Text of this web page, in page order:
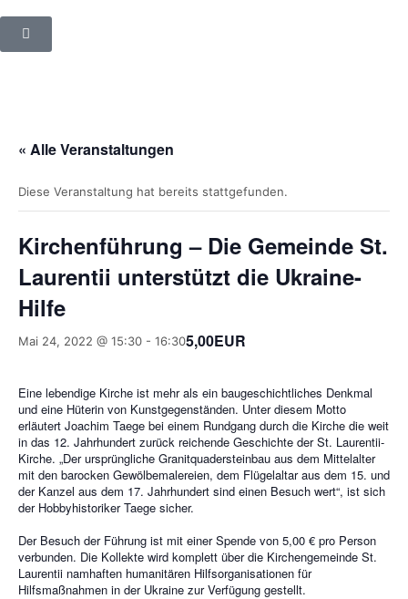
« Alle Veranstaltungen
Diese Veranstaltung hat bereits stattgefunden.
Kirchenführung – Die Gemeinde St.
Laurentii unterstützt die Ukraine-
Hilfe
Mai 24, 2022 @ 15:30 - 16:305,00EUR
Eine lebendige Kirche ist mehr als ein baugeschichtliches Denkmal
und eine Hüterin von Kunstgegenständen. Unter diesem Motto
erläutert Joachim Taege bei einem Rundgang durch die Kirche die weit
in das 12. Jahrhundert zurück reichende Geschichte der St. Laurentii-
Kirche. „Der ursprüngliche Granitquadersteinbau aus dem Mittelalter
mit den barocken Gewölbemalereien, dem Flügelaltar aus dem 15. und
der Kanzel aus dem 17. Jahrhundert sind einen Besuch wert“, ist sich
der Hobbyhistoriker Taege sicher.
Der Besuch der Führung ist mit einer Spende von 5,00 € pro Person
verbunden. Die Kollekte wird komplett über die Kirchengemeinde St.
Laurentii namhaften humanitären Hilfsorganisationen für
Hilfsmaßnahmen in der Ukraine zur Verfügung gestellt.